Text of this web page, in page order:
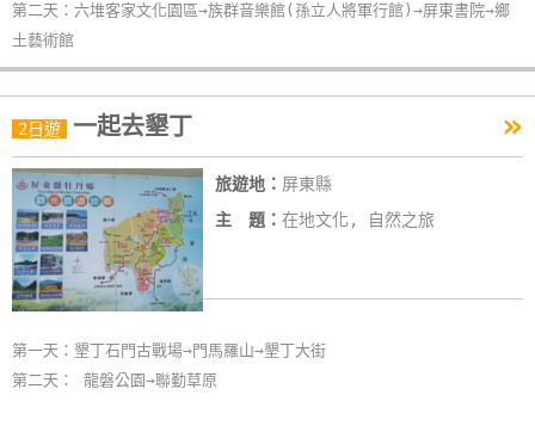
詢
訂
房
Q&A
國
旅
卡
房
第二天：六堆客家文化園區→族群音樂館(孫立人將軍行館)→屏東書院→鄉
土藝術館
2日遊 一起去墾丁 »
旅遊地： 屏東縣
主 題： 在地文化, 自然之旅
第一天：墾丁石門古戰場→門馬羅山→墾丁大街
第二天： 龍磐公園→聯勤草原